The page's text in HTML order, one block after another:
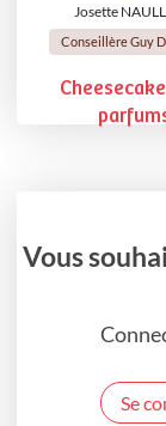
Josette
Conseillère Guy
Vous
Se